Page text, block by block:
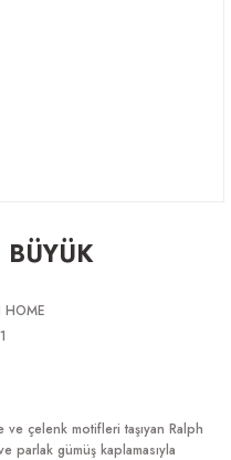
HOME
çelenk motifleri taşıyan Ralph
parlak gümüş kaplamasıyla